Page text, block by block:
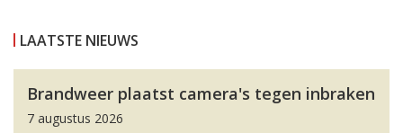
LAATSTE NIEUWS
Brandweer plaatst camera's tegen inbraken
7 augustus 2026